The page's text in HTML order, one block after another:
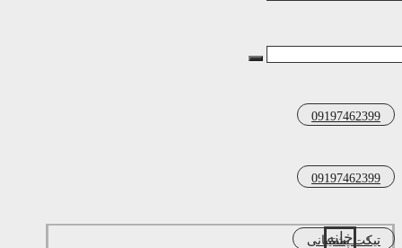
09197462399
09197462399
تیکت پشتیبانی
خانه